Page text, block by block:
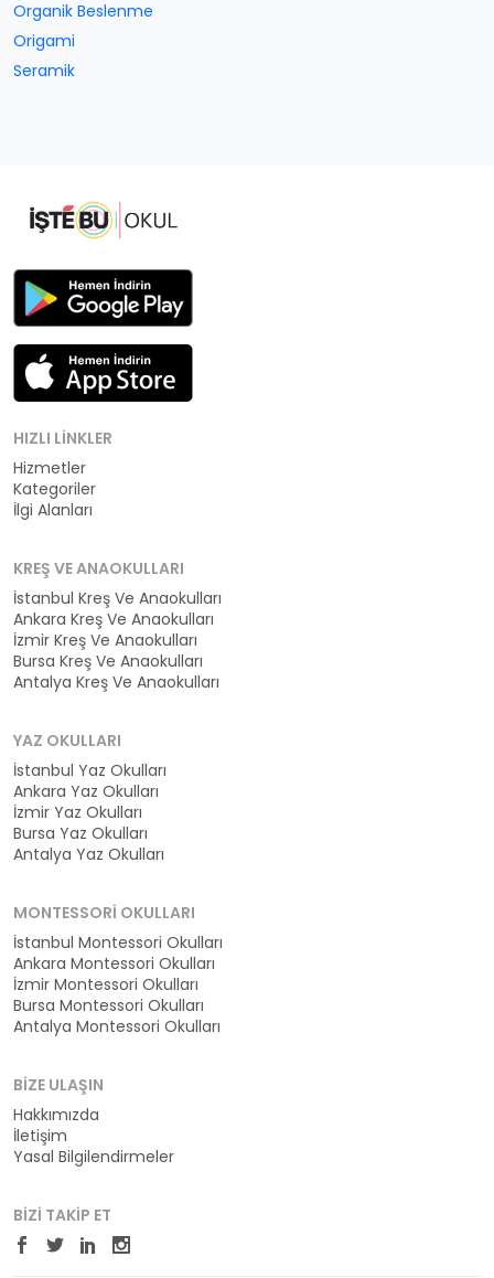
Organik Beslenme
Origami
Seramik
HIZLI LINKLER
Hizmetler
Kategoriler
İlgi Alanları
KREŞ VE ANAOKULLARI
İstanbul Kreş Ve Anaokulları
Ankara Kreş Ve Anaokulları
İzmir Kreş Ve Anaokulları
Bursa Kreş Ve Anaokulları
Antalya Kreş Ve Anaokulları
YAZ OKULLARI
İstanbul Yaz Okulları
Ankara Yaz Okulları
İzmir Yaz Okulları
Bursa Yaz Okulları
Antalya Yaz Okulları
MONTESSORI OKULLARI
İstanbul Montessori Okulları
Ankara Montessori Okulları
İzmir Montessori Okulları
Bursa Montessori Okulları
Antalya Montessori Okulları
BIZE ULAŞIN
Hakkımızda
İletişim
Yasal Bilgilendirmeler
BIZI TAKIP ET